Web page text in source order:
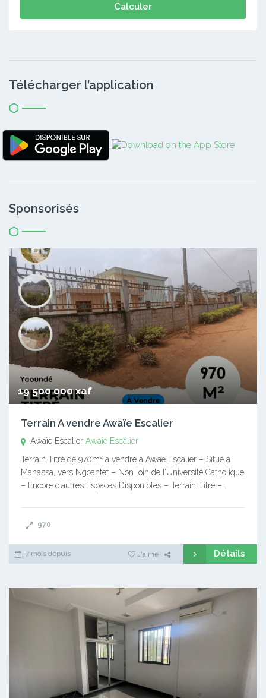
Calculer
Télécharger l’application
Sponsorisés
19 500 000 xaf
Terrain A vendre Awaïe Escalier
Awaïe Escalier Awaïe Escalier
Terrain Titré de 970m² à vendre à Awae Escalier – Situé à
Manassa, vers Ngoantet – Non loin de l’Université Catholique
– Encore d’autres Espaces Disponibles – Terrain Titré –…
970
7 mois depuis J'aime Détails